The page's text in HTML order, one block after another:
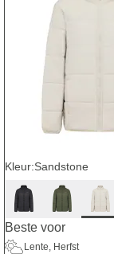
Kleur:Sandstone
Beste voor
Lente, Herfst